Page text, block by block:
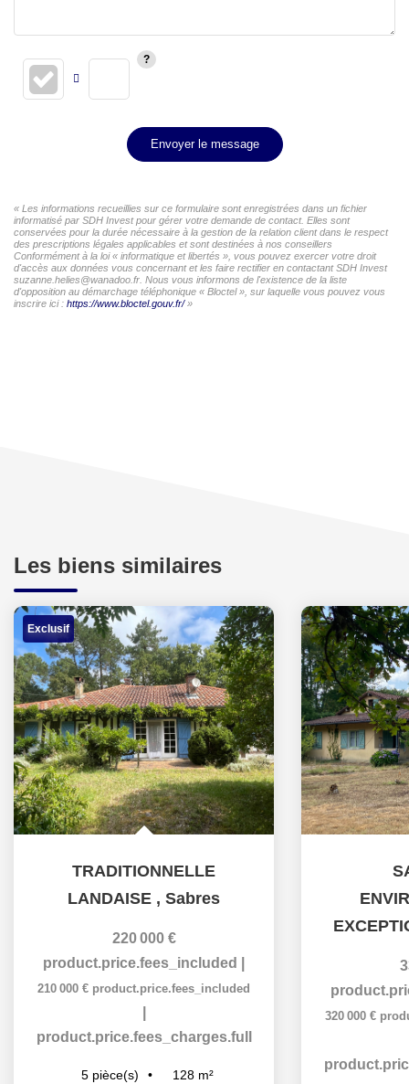
Envoyer le message
« Les informations recueillies sur ce formulaire sont enregistrées dans un fichier
informatisé par SDH Invest pour gérer votre demande de contact. Elles sont
conservées pour la durée nécessaire à la gestion de la relation client dans le respect
des prescriptions légales applicables et sont destinées à nos conseillers
Conformément à la loi « informatique et libertés », vous pouvez exercer votre droit
d'accès aux données vous concernant et les faire rectifier en contactant SDH Invest
suzanne.helies@wanadoo.fr. Nous vous informons de l'existence de la liste
d'opposition au démarchage téléphonique « Bloctel », sur laquelle vous pouvez vous
inscrire ici : https://www.bloctel.gouv.fr/»
Les biens similaires
Exclusif
TRADITIONNELLE
LANDAISE , Sabres
220 000 €
product.price.fees_included
210 000 € product.price.fees_included
product.price.fees_charges.full
5 pièce(s) 128 m²
320 000 €